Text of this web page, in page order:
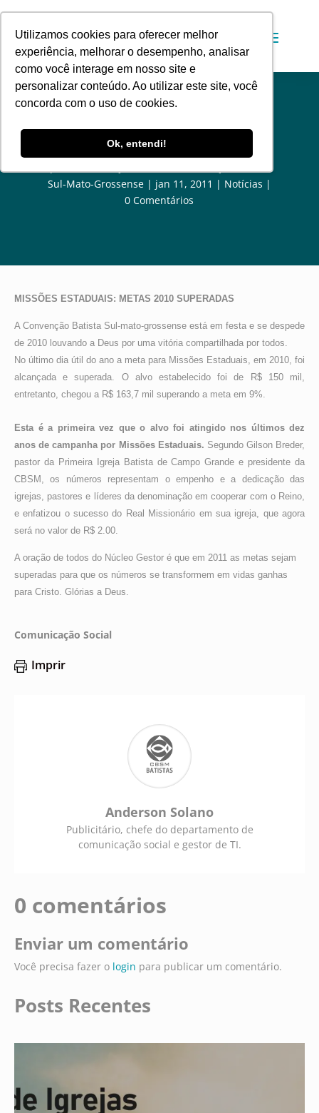
Utilizamos cookies para oferecer melhor
experiência, melhorar o desempenho, analisar
como você interage em nosso site e
personalizar conteúdo. Ao utilizar este site, você
concorda com o uso de cookies.
Ok, entendi!
Missões Estaduais: Alvo alcançado!
Sul-Mato-Grossense
jan 11, 2011
Notícias
0 Comentários
MISSÕES ESTADUAIS: METAS 2010 SUPERADAS
A Convenção Batista Sul-mato-grossense está em festa e se despede
de 2010 louvando a Deus por uma vitória compartilhada por todos.
No último dia útil do ano a meta para Missões Estaduais, em 2010, foi
alcançada e superada. O alvo estabelecido foi de R$ 150 mil,
entretanto, chegou a R$ 163,7 mil superando a meta em 9%.
Esta é a primeira vez que o alvo foi atingido nos últimos dez
anos de campanha por Missões Estaduais. Segundo Gilson Breder,
pastor da Primeira Igreja Batista de Campo Grande e presidente da
CBSM, os números representam o empenho e a dedicação das
igrejas, pastores e líderes da denominação em cooperar com o Reino,
e enfatizou o sucesso do Real Missionário em sua igreja, que agora
será no valor de R$ 2.00.
A oração de todos do Núcleo Gestor é que em 2011 as metas sejam
superadas para que os números se transformem em vidas ganhas
para Cristo. Glórias a Deus.
Comunicação Social
Imprir
Publicitário, chefe do departamento de
comunicação social e gestor de TI.
Anderson Solano
0 comentários
Enviar um comentário
Você precisa fazer o login para publicar um comentário.
Posts Recentes